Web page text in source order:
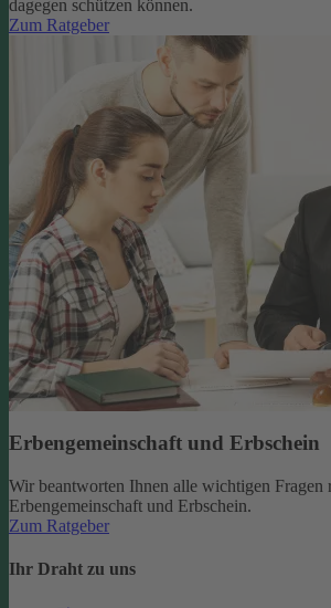
dagegen schützen können.
Zum Ratgeber
Erbengemeinschaft und Erbschein
Wir beantworten Ihnen alle wichtigen Fragen
Erbengemeinschaft und Erbschein.
Zum Ratgeber
Ihr Draht zu uns